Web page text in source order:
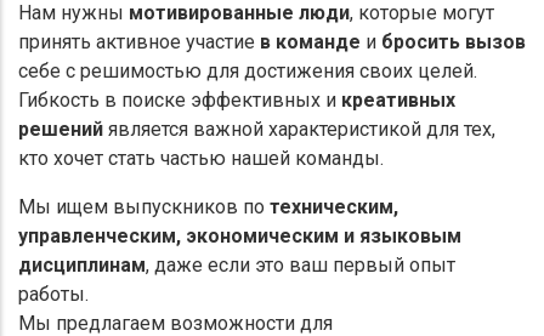
Нам нужны мотивированные люди, которые могут
принять активное участие в команде и бросить вызов
себе с решимостью для достижения своих целей.
Гибкость в поиске эффективных и креативных
решений является важной характеристикой для тех,
кто хочет стать частью нашей команды.
Мы ищем выпускников по техническим,
управленческим, экономическим и языковым
дисциплинам, даже если это ваш первый опыт
работы.
Мы предлагаем возможности для